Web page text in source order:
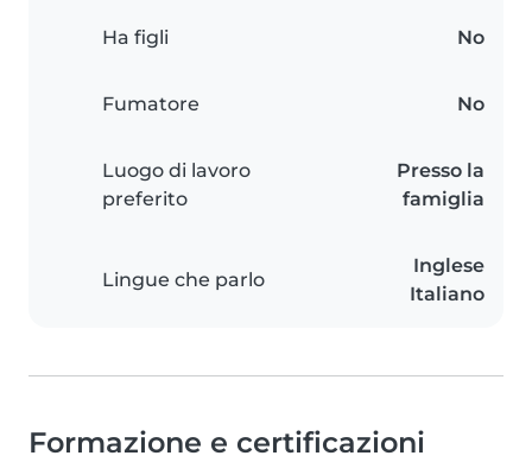
Ha figli No
Fumatore No
Luogo di lavoro
preferito
Presso la
famiglia
Lingue che parlo
Inglese
Italiano
Formazione e certificazioni